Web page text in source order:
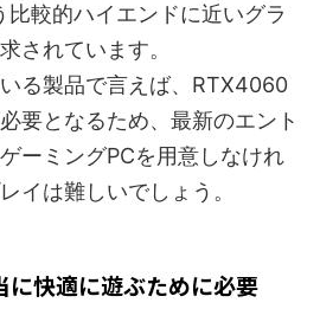
較的ハイエンドに近いグラ
されています。
る製品で言えば、RTX4060
要となるため、最新のエント
ーミングPCを用意しなけれ
イは難しいでしょう。
に快適に遊ぶために必要